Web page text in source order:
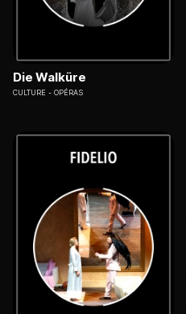
Die Walküre
CULTURE OPÉRAS